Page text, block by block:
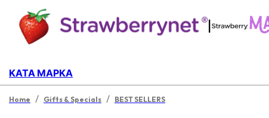
|
ΚΑΤΆ ΜΆΡΚΑ
Home / Gifts & Specials / BEST SELLERS